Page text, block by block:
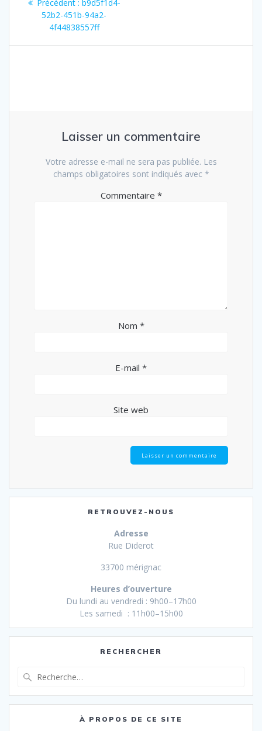
l’article
Précédent : Article
précédent
:
b9d5f1d4-
52b2-451b-94a2-
4f44838557ff
Laisser un commentaire
Votre adresse e-mail ne sera pas publiée. Les
champs obligatoires sont indiqués avec *
Commentaire *
Nom *
E-mail *
Site web
RETROUVEZ-NOUS
Adresse
Rue Diderot
33700 mérignac
Heures d’ouverture
Du lundi au vendredi : 9h00–17h00
Les samedi : 11h00–15h00
RECHERCHER
:
À PROPOS DE CE SITE